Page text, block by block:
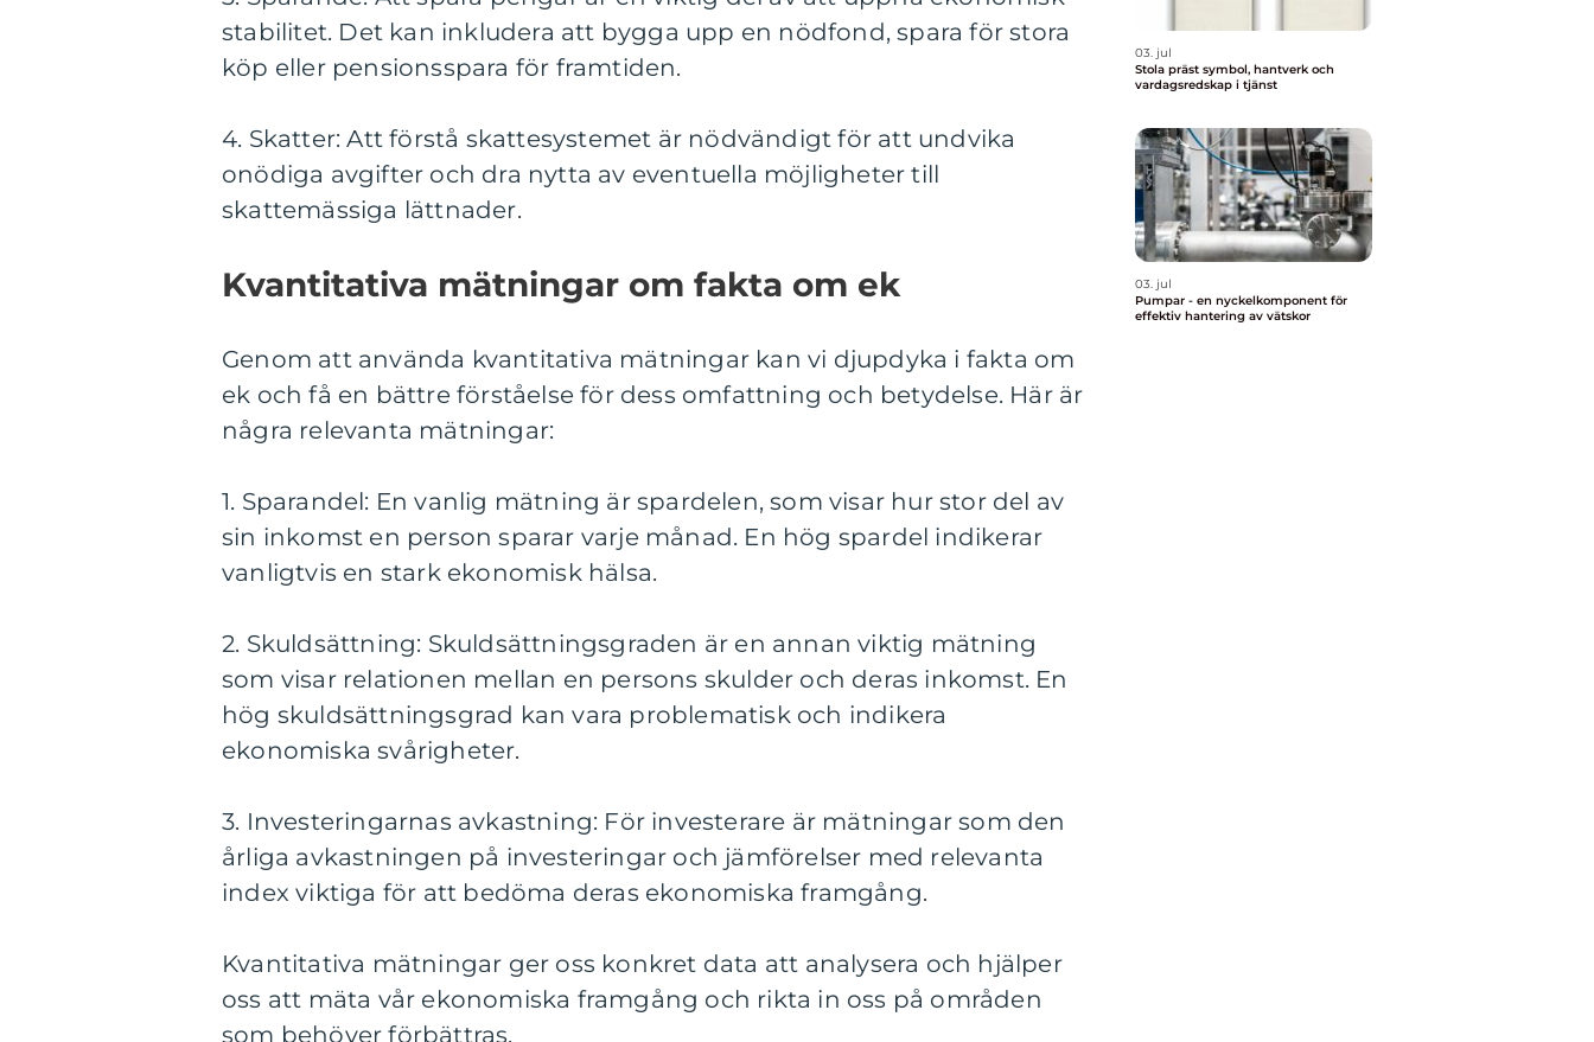
stabilitet. Det kan inkludera att bygga upp en nödfond, spara för stora
köp eller pensionsspara för framtiden.
4. Skatter: Att förstå skattesystemet är nödvändigt för att undvika
onödiga avgifter och dra nytta av eventuella möjligheter till
skattemässiga lättnader.
Kvantitativa mätningar om fakta om ek
Genom att använda kvantitativa mätningar kan vi djupdyka i fakta om
ek och få en bättre förståelse för dess omfattning och betydelse. Här är
några relevanta mätningar:
1. Sparandel: En vanlig mätning är spardelen, som visar hur stor del av
sin inkomst en person sparar varje månad. En hög spardel indikerar
vanligtvis en stark ekonomisk hälsa.
2. Skuldsättning: Skuldsättningsgraden är en annan viktig mätning
som visar relationen mellan en persons skulder och deras inkomst. En
hög skuldsättningsgrad kan vara problematisk och indikera
ekonomiska svårigheter.
3. Investeringarnas avkastning: För investerare är mätningar som den
årliga avkastningen på investeringar och jämförelser med relevanta
index viktiga för att bedöma deras ekonomiska framgång.
Kvantitativa mätningar ger oss konkret data att analysera och hjälper
oss att mäta vår ekonomiska framgång och rikta in oss på områden
som behöver förbättras.
03. jul
Stola präst symbol, hantverk och
vardagsredskap i tjänst
03. jul
Pumpar - en nyckelkomponent för
effektiv hantering av vätskor